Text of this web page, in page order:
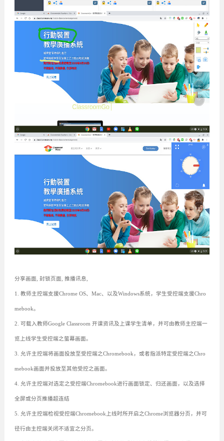
分享画面, 封锁页面, 推播讯息,
1. 教师主控端支援Chrome OS、Mac、以及Windows系统，学生受控端支援Chro
mebook。
2. 可载入教师Google Classroom 开课资讯及上课学生清单，并可由教师主控端一
览上线学生受控端之萤幕画面。
3. 允许主控端将画面投放至受控端之Chromebook，或者指派特定受控端之Chro
mebook画面并投放至其他受控之画面。
4. 允许主控端对选定之受控端Chromebook进行画面锁定、归还画面，以及选择
全屏或分页推播超连结
5. 允许主控端检视受控端Chromebook上线时所开启之Chrome浏览器分页，并可
径行由主控端关闭不适宜之分页。